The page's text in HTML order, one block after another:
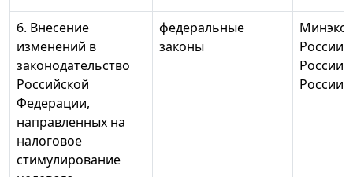
6. Внесение
изменений в
законодательство
Российской
Федерации,
направленных на
налоговое
стимулирование
федеральные
законы
России